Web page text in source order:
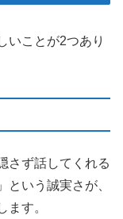
いことが2つあり
さず話してくれる
いう誠実さが、
ます。